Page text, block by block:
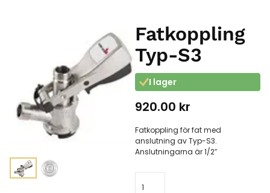
Fatkoppling
Typ-S3
I lager
920.00 kr
Fatkoppling för fat med
anslutning av Typ-S3.
Anslutningarna är 1/2″